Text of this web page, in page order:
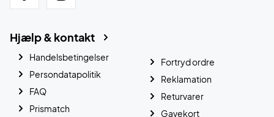
Hjælp & kontakt
Handelsbetingelser
Persondatapolitik
FAQ
Prismatch
Fortryd ordre
Reklamation
Returvarer
Gavekort